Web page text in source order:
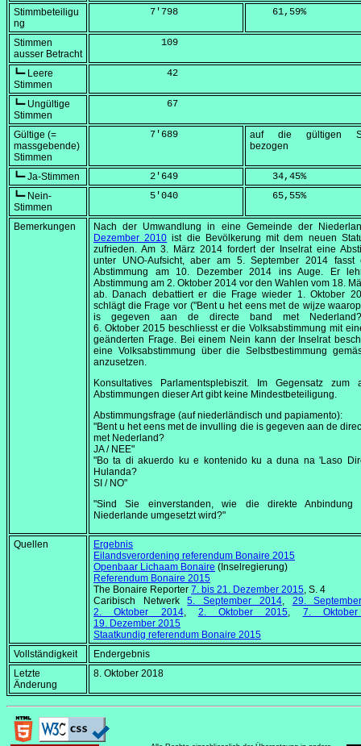
Stimmbeteiligu
ng
          7'798
    61,59
%
Stimmen
ausser Betracht
            109
┗━ Leere
Stimmen
             42
┗━ Ungültige
Stimmen
             67
Gültige (=
massgebende)
Stimmen
          7'689
auf die gültigen
bezogen
┗━ Ja-Stimmen
          2'649
    34,45
%
┗━ Nein-
Stimmen
          5'040
    65,55
%
Bemerkungen
Nach der Umwandlung in eine Gemeinde der
Dezember 2010 ist die Bevölkerung mit dem neuen
zufrieden. Am 3. März 2014 fordert der Inselrat eine
unter UNO-Aufsicht, aber am 5. September 2014 fasst
Abstimmung am 10. Dezember 2014 ins Auge. Er
Abstimmung am 2. Oktober 2014 vor den Wahlen vom 18.
ab. Danach debattiert er die Frage wieder 1. Oktober
schlägt die Frage vor ("Bent u het eens met de wijze
is gegeven aan de directe band met
6. Oktober 2015beschliesst er die Volksabstimmung mit
geänderten Frage. Bei einem Nein kann der Inselrat
eine Volksabstimmung über die Selbstbestimmung
anzusetzen.
Konsultatives Parlamentsplebiszit. Im Gegensatz zum
Abstimmungen dieser Art gibt keine Mindestbeteiligung.
Abstimmungsfrage (auf niederländisch und papiamento):
"Bent u het eens met de invulling die is gegeven aan de
met Nederland?
JA / NEE"
"Bo ta di akuerdo ku e kontenido ku a duna na 'Laso
Hulanda?
SI / NO"
"Sind Sie einverstanden, wie die direkte
Niederlande umgesetzt wird?"
Quellen
Ergebnis
Eilandsverordening referendum Bonaire 2015
Openbaar Lichaam Bonaire (Inselregierung)
Referendum Bonaire 2015
The Bonaire Reporter 7. bis 21. Dezember 2015, S. 4
Caribisch Netwerk
5. September 2014, 29.
2. Oktober 2014, 2. Oktober 2015, 7.
19. Dezember 2015
Staatkundig referendum Bonaire 2015
Vollständigkeit
Endergebnis
Letzte
Änderung
8. Oktober 2018